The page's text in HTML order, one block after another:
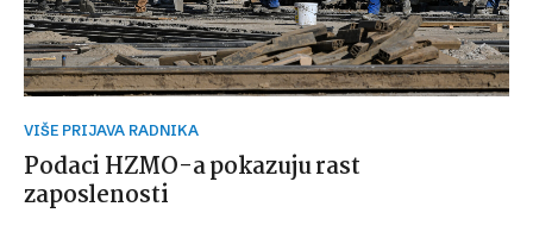
VIŠE PRIJAVA RADNIKA
Podaci HZMO-a pokazuju rast
zaposlenosti